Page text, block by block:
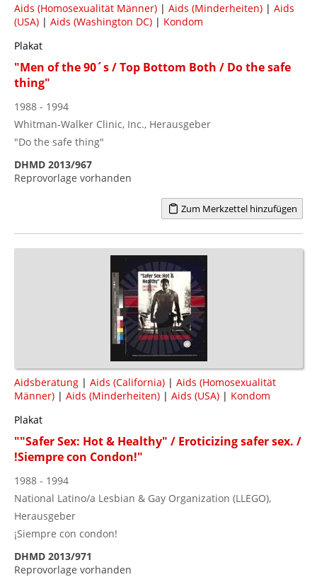
Aids (Homosexualität Männer) | Aids (Minderheiten) | Aids
(USA) | Aids (Washington DC) | Kondom
Plakat
"Men of the 90´s / Top Bottom Both / Do the safe
thing"
1988 - 1994
Whitman-Walker Clinic, Inc., Herausgeber
"Do the safe thing"
DHMD 2013/967
Reprovorlage vorhanden
Zum Merkzettel hinzufügen
Aidsberatung | Aids (California) | Aids (Homosexualität
Männer) | Aids (Minderheiten) | Aids (USA) | Kondom
Plakat
""Safer Sex: Hot & Healthy" / Eroticizing safer sex. /
!Siempre con Condon!"
1988 - 1994
National Latino/a Lesbian & Gay Organization (LLEGO),
Herausgeber
¡Siempre con condon!
DHMD 2013/971
Reprovorlage vorhanden